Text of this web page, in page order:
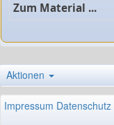
Zum Material ...
Aktionen
Impressum Datenschutz